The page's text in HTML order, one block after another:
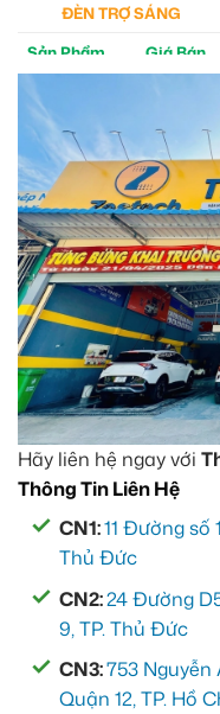
ĐÈN TRỢ SÁNG
Sản Phẩm
Giá Bán
M30 Ultra
Aozoom EX3
5tr
Hãy liên hệ ngay với
Thông Tin Liên Hệ
CN1:11 Đường số
Thủ Đức
CN2:24 Đường
9, TP. Thủ Đức
CN3:753 Nguyễn
Quận 12, TP. Hồ